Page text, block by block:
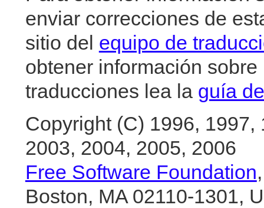
enviar correcciones de
sitio del equipo de
obtener información
traducciones lea la guía
Copyright (C) 1996,
2003, 2004, 2005, 2006
Free Software Foundation
Boston, MA 02110-1301,